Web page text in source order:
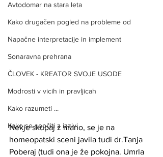
Avtodomar na stara leta
Kako drugačen pogled na probleme od
Napačne interpretacije in implement
Sonaravna prehrana
ČLOVEK - KREATOR SVOJE USODE
Modrosti v vicih in pravljicah
Kako razumeti ...
Kako se soočiti z izzivi
Nekje skupaj z mano, se je na
homeopatski sceni javila tudi dr.Tanja
Poberaj (tudi ona je že pokojna. Umrla